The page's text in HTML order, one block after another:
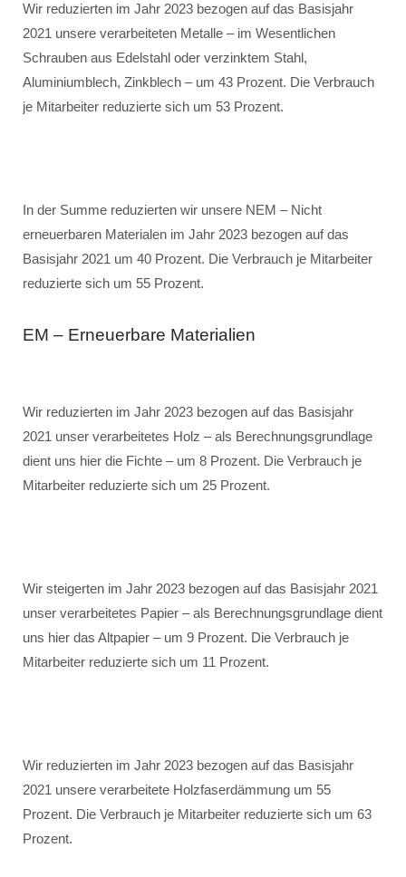
Wir reduzierten im Jahr 2023 bezogen auf das Basisjahr
2021 unsere verarbeiteten Metalle – im Wesentlichen
Schrauben aus Edelstahl oder verzinktem Stahl,
Aluminiumblech, Zinkblech – um 43 Prozent. Die Verbrauch
je Mitarbeiter reduzierte sich um 53 Prozent.
In der Summe reduzierten wir unsere NEM – Nicht
erneuerbaren Materialen im Jahr 2023 bezogen auf das
Basisjahr 2021 um 40 Prozent. Die Verbrauch je Mitarbeiter
reduzierte sich um 55 Prozent.
EM – Erneuerbare Materialien
Wir reduzierten im Jahr 2023 bezogen auf das Basisjahr
2021 unser verarbeitetes Holz – als Berechnungsgrundlage
dient uns hier die Fichte – um 8 Prozent. Die Verbrauch je
Mitarbeiter reduzierte sich um 25 Prozent.
Wir steigerten im Jahr 2023 bezogen auf das Basisjahr 2021
unser verarbeitetes Papier – als Berechnungsgrundlage dient
uns hier das Altpapier – um 9 Prozent. Die Verbrauch je
Mitarbeiter reduzierte sich um 11 Prozent.
Wir reduzierten im Jahr 2023 bezogen auf das Basisjahr
2021 unsere verarbeitete Holzfaserdämmung um 55
Prozent. Die Verbrauch je Mitarbeiter reduzierte sich um 63
Prozent.